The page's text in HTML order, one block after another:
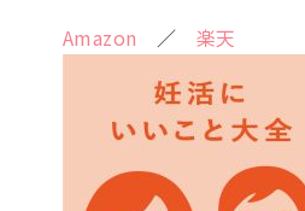
Amazon ／ 楽天